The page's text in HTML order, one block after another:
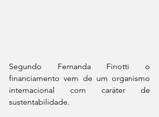
Segundo Fernanda Finotti o
financiamento vem de um organismo
internacional com caráter de
sustentabilidade.